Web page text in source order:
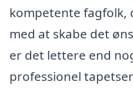
kompetente fagfolk,
med at skabe det
er det lettere end
professionel